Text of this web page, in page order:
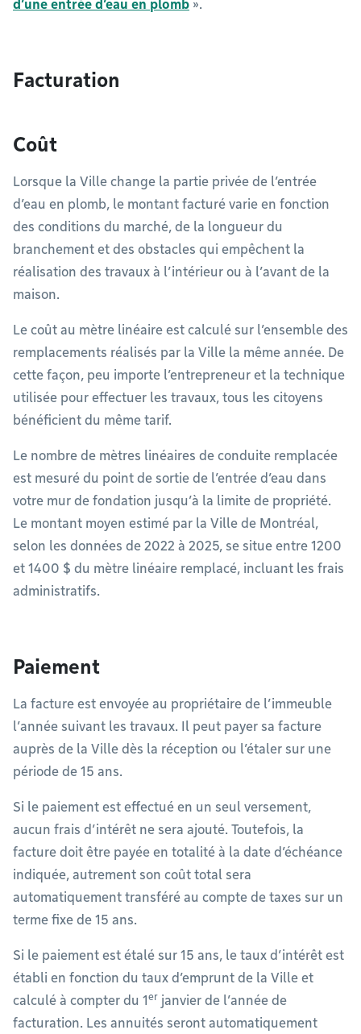
d’une entrée d’eau en plomb ».
Facturation
Coût
Lorsque la Ville change la partie privée de l’entrée
d’eau en plomb, le montant facturé varie en fonction
des conditions du marché, de la longueur du
branchement et des obstacles qui empêchent la
réalisation des travaux à l’intérieur ou à l’avant de la
maison.
Le coût au mètre linéaire est calculé sur l’ensemble des
remplacements réalisés par la Ville la même année. De
cette façon, peu importe l’entrepreneur et la technique
utilisée pour effectuer les travaux, tous les citoyens
bénéficient du même tarif.
Le nombre de mètres linéaires de conduite remplacée
est mesuré du point de sortie de l’entrée d’eau dans
votre mur de fondation jusqu’à la limite de propriété.
Le montant moyen estimé par la Ville de Montréal,
selon les données de 2022 à 2025, se situe entre 1200
et 1400 $ du mètre linéaire remplacé, incluant les frais
administratifs.
Paiement
La facture est envoyée au propriétaire de l’immeuble
l’année suivant les travaux. Il peut payer sa facture
auprès de la Ville dès la réception ou l’étaler sur une
période de 15 ans.
Si le paiement est effectué en un seul versement,
aucun frais d’intérêt ne sera ajouté. Toutefois, la
facture doit être payée en totalité à la date d’échéance
indiquée, autrement son coût total sera
automatiquement transféré au compte de taxes sur un
terme fixe de 15 ans.
Si le paiement est étalé sur 15 ans, le taux d’intérêt est
établi en fonction du taux d’emprunt de la Ville et
calculé à compter du 1er janvier de l’année de
facturation. Les annuités seront automatiquement